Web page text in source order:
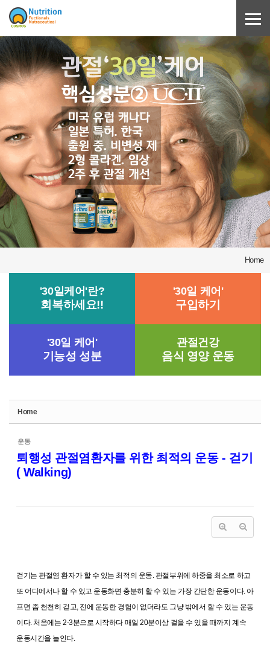
Home
'30일케어'란?
회복하세요!!
'30일 케어'
구입하기
'30일 케어'
기능성 성분
관절건강
음식 영양 운동
Home
운동
퇴행성 관절염환자를 위한 최적의 운동 - 걷기
( Walking)
걷기는 관절염 환자가 할 수 있는 최적의 운동. 관절부위에 하중을 최소로 하고
또 어디에서나 할 수 있고 운동화면 충분히 할 수 있는 가장 간단한 운동이다. 아
프면 좀 천천히 걷고, 전에 운동한 경험이 없더라도 그냥 밖에서 할 수 있는 운동
이다. 처음에는 2-3분으로 시작하다 매일 20분이상 걸을 수 있을 때까지 계속
운동시간을 늘인다.